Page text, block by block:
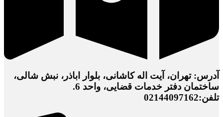
آدرس: تهران، آیت اله کاشانی، بلوار اباذر، نبش شالی،
ساختمان دفتر خدمات قضایی، واحد 6.
تلفن:02144097162